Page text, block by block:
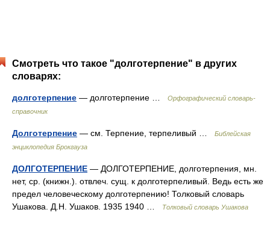
Смотреть что такое "долготерпение" в других
словарях:
долготерпение — долготерпение …
Орфографический словарь-
справочник
Долготерпение — см. Терпение, терпеливый …
Библейская
энциклопедия Брокгауза
ДОЛГОТЕРПЕНИЕ — ДОЛГОТЕРПЕНИЕ, долготерпения, мн.
нет, ср. (книжн.). отвлеч. сущ. к долготерпеливый. Ведь есть же
предел человеческому долготерпению! Толковый словарь
Ушакова. Д.Н. Ушаков. 1935 1940 …
Толковый словарь Ушакова